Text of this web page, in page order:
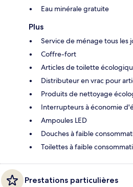
Eau minérale gratuite
Plus
Service de ménage tous les
Coffre-fort
Articles de toilette
Distributeur en vrac pour
Produits de nettoyage
Interrupteurs à économie
Ampoules LED
Douches à faible
Toilettes à faible
Prestations particulières